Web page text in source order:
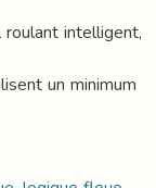
intelligent,
un minimum